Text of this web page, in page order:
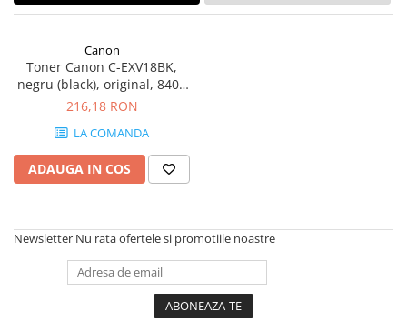
Scanere
Accesorii imprimante
Accesorii multifunctionale
Piese schimb
Plottere
Consumabile imprimanta
Drum unit
Capete imprimare
Cartuse inkjet si cerneala
Canon
Toner Canon C-EXV18BK,
negru (black), original, 8400
pagini
216,18 RON
LA COMANDA
ADAUGA IN COS
Newsletter Nu rata ofertele si promotiile noastre